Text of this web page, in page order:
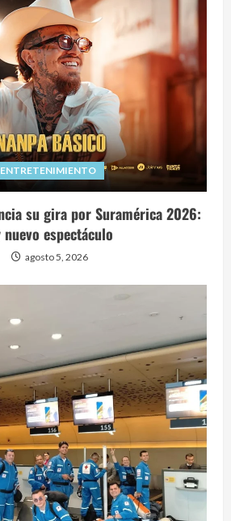
ENTRETENIMIENTO
su gira por Suramérica 2026:
espectáculo
agosto 5, 2026